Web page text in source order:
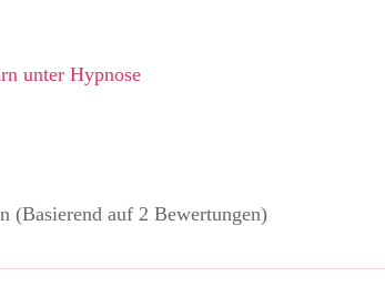
unter Hypnose
(Basierend auf 2 Bewertungen)